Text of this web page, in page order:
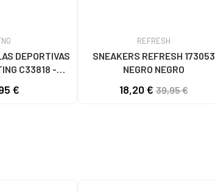
DEPORTIVAS
C33818 -
€
REFRESH
SNEAKERS REFRESH 173053
NEGRO NEGRO
18,20 €39,95 €